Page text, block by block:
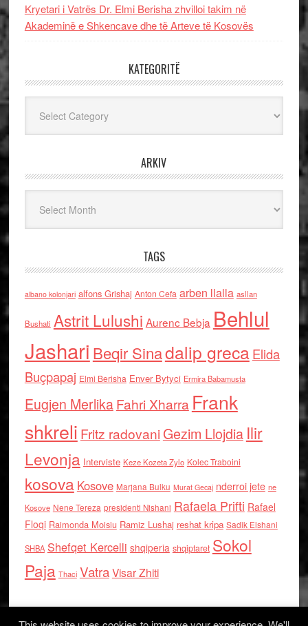
Kryetari i Vatrës Dr. Elmi Berisha zhvilloi takim në
Akademinë e Shkencave dhe të Arteve të Kosovës
KATEGORITË
ARKIV
TAGS
albano kolonjari alfons Grishaj Anton Cefa arben llalla asllan
Bushati Astrit Lulushi Aurenc Bebja Behlul
Jashari Beqir Sinadalip grecaElida
Buçpapaj Elmi Berisha Enver Bytyci Ermira Babamusta
Eugjen MerlikaFahri Xharra Frank
shkreli Fritz radovaniGezim Llojdia Ilir
Levonja Interviste Keze Kozeta Zylo Kolec Traboini
kosova Kosove Marjana Bulku Murat Gecaj nderroi jete ne
Kosove Nene Tereza presidenti Nishani Rafaela Prifti Rafael
Floqi Raimonda Moisiu Ramiz Lushaj reshat kripa Sadik Elshani
SHBA Shefqet Kercelli shqiperia shqiptaret Sokol
Paja Thaci VatraVisar Zhiti